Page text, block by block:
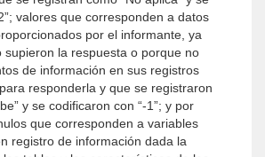
valores que corresponden a datos
por el informante, ya
supieron la respuesta o porque no
de información en sus registros
responderla y que se registraron
y se codificaron con “-1”; y por
que corresponden a variables
registro de información dada la